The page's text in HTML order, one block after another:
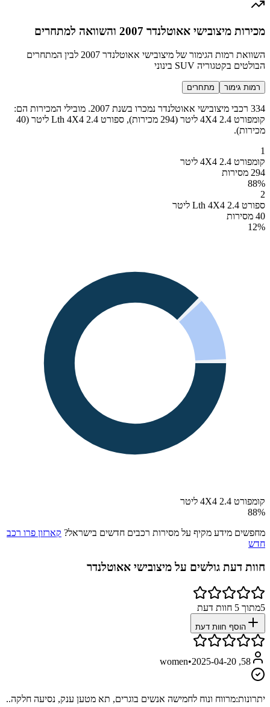
מכירות מיצובישי אאוטלנדר 2007 והשוואה למתחרים
השוואת רמות הגימור של מיצובישי אאוטלנדר 2007 לבין המתחרים
הבולטים בקטגוריה SUV בינוני
רמות גימור מתחרים
334 רכבי מיצובישי אאוטלנדר נמכרו בשנת 2007. מובילי המכירות הם:
קומפורט 4X4 2.4 ליטר (294 מכירות), ספורט Lth 4X4 2.4 ליטר (40
מכירות).
1
קומפורט 4X4 2.4 ליטר
294 מסירות
88%
2
ספורט Lth 4X4 2.4 ליטר
40 מסירות
12%
קומפורט 4X4 2.4 ליטר
88%
מחפשים מידע מקיף על מסירות רכבים חדשים בישראל? קארזון פרו רכב
חדש
חוות דעת גולשים על מיצובישי אאוטלנדר
5מתוך 5 חוות דעת
הוסף חוות דעת
58, women
•2025-04-20
יתרונות:מרווח ונוח לחמישה אנשים בוגרים, תא מטען ענק, נסיעה חלקה..